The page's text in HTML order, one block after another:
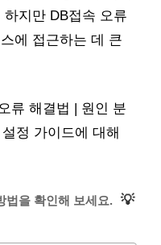
지만 DB접속 오류
에 접근하는 데 큰
류 해결법 | 원인 분
정 가이드에 대해
법을 확인해 보세요. 💡